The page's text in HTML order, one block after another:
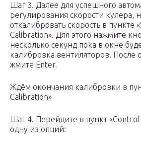
Шаг 3. Далее для успешного
регулирования скорости кулера,
откалибровать скорость в пункте
Calibration». Для этого нажмите
несколько секунд пока в окне
калибровка вентиляторов. После
жмите Enter.
Ждём окончания калибровки в
Calibration»
Шаг 4. Перейдите в пункт
одну из опций: